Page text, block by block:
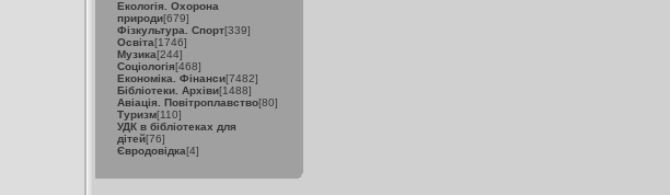
Екологія. Охорона
природи[679]
Фізкультура. Спорт[339]
Освіта[1746]
Музика[244]
Соціологія[468]
Економіка. Фінанси[7482]
Бібліотеки. Архіви[1488]
Авіація. Повітроплавство[80]
Туризм[110]
УДК в бібліотеках для
дітей[76]
Євродовідка[4]